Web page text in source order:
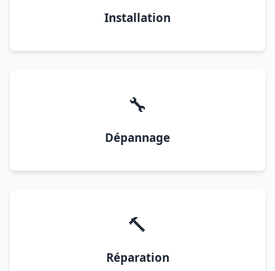
Installation
🔧
Dépannage
🔨
Réparation